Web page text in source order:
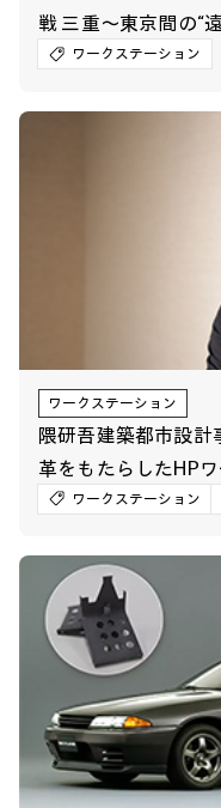
戦 三重～東京間の“
ワークステーション
ワークステーション
隈研吾建築都市設計
革をもたらしたHP
ワークステーション